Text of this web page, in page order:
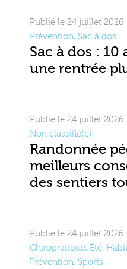
Publié le 24 juillet 2026
Prévention, Sac à dos
Sac à dos : 10
une rentrée
Publié le 24 juillet 2026
Non classifié(e)
Randonnée
meilleurs
des sentiers
Publié le 24 juillet 2026
Chiropratique, Été,
Prévention, Sports